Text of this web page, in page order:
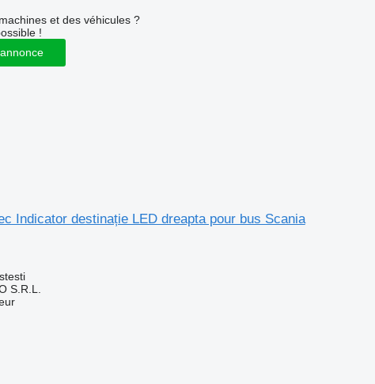
et des véhicules ?
!
Indicator destinație LED dreapta pour bus Scania
S.R.L.